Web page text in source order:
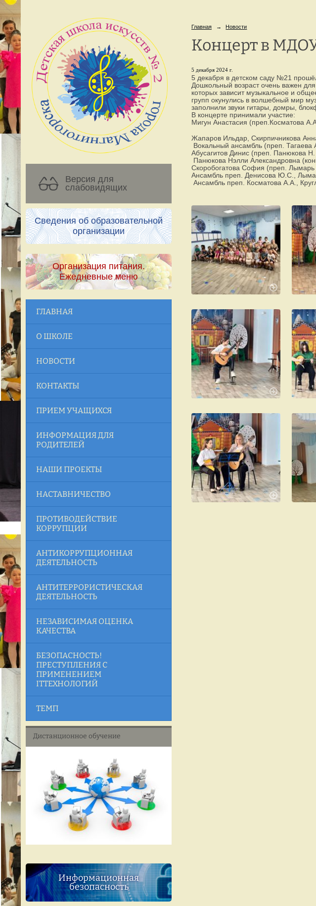
Версия для
слабовидящих
Сведения об образовательной
организации
Организация питания.
Ежедневные меню
ГЛАВНАЯ
О ШКОЛЕ
НОВОСТИ
КОНТАКТЫ
ПРИЕМ УЧАЩИХСЯ
ИНФОРМАЦИЯ ДЛЯ
РОДИТЕЛЕЙ
НАШИ ПРОЕКТЫ
НАСТАВНИЧЕСТВО
ПРОТИВОДЕЙСТВИЕ
КОРРУПЦИИ
АНТИКОРРУПЦИОННАЯ
ДЕЯТЕЛЬНОСТЬ
АНТИТЕРРОРИСТИЧЕСКАЯ
ДЕЯТЕЛЬНОСТЬ
НЕЗАВИСИМАЯ ОЦЕНКА
КАЧЕСТВА
БЕЗОПАСНОСТЬ!
ПРЕСТУПЛЕНИЯ С
ПРИМЕНЕНИЕМ
ITТЕХНОЛОГИЙ
ТЕМП
Дистанционное обучение
Информационная
безопасность
Главная → Новости
Концерт в
5 декабря 2024 г.
5 декабря в детском саду №21
Дошкольный возраст очень важен
которых зависит музыкальное и
групп окунулись в волшебный мир
заполнили звуки гитары, домры,
В концерте принимали участие:
Мигун Анастасия (преп.Косматова
Жапаров Ильдар, Скирпичникова
Вокальный ансамбль (преп.
Абусагитов Динис (преп. Панюкова
Панюкова Нэлли Александровна
Скоробогатова София (преп.
Ансамбль преп. Денисова Ю.С.,
Ансамбль преп. Косматова А.А.,